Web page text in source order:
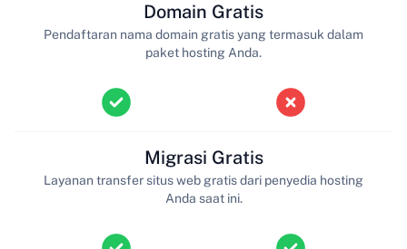
Domain Gratis
Pendaftaran nama domain gratis yang termasuk dalam
paket hosting Anda.
Migrasi Gratis
Layanan transfer situs web gratis dari penyedia hosting
Anda saat ini.